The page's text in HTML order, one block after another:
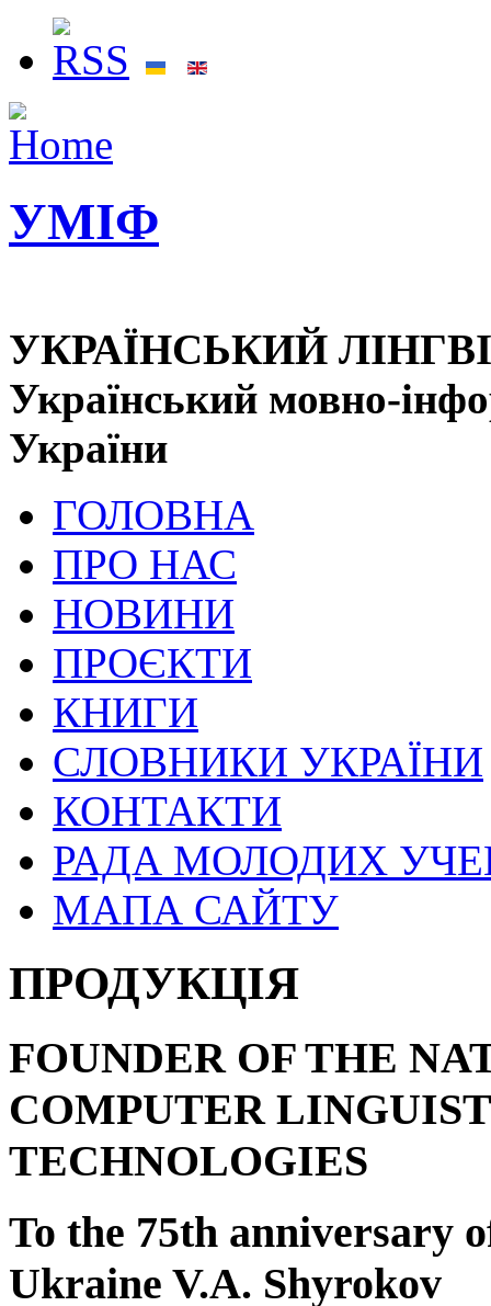
УМІФ
УКРАЇНСЬКИЙ
Український мовно-
України
ГОЛОВНА
ПРО НАС
НОВИНИ
ПРОЄКТИ
КНИГИ
СЛОВНИКИ УКРАЇНИ
КОНТАКТИ
РАДА МОЛОДИХ
МАПА САЙТУ
ПРОДУКЦІЯ
FOUNDER OF THE
COMPUTER
TECHNOLOGIES
To the 75th anniversary
Ukraine V.A. Shyrokov